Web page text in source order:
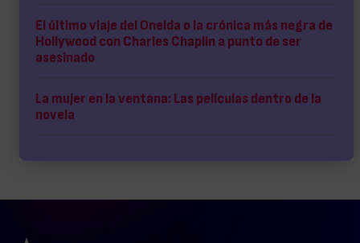
El último viaje del Oneida o la crónica más negra de
Hollywood con Charles Chaplin a punto de ser
asesinado
La mujer en la ventana: Las películas dentro de la
novela